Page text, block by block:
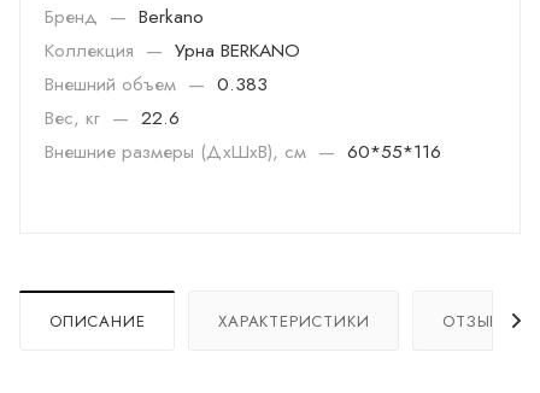
Бренд — Berkano
Коллекция — Урна BERKANO
Внешний объем — 0.383
Вес, кг — 22.6
Внешние размеры (ДхШхВ), см — 60*55*116
ОПИСАНИЕ ХАРАКТЕРИСТИКИ ОТЗЫВЫ